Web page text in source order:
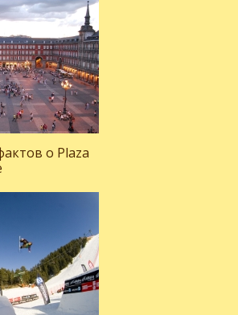
о Plaza